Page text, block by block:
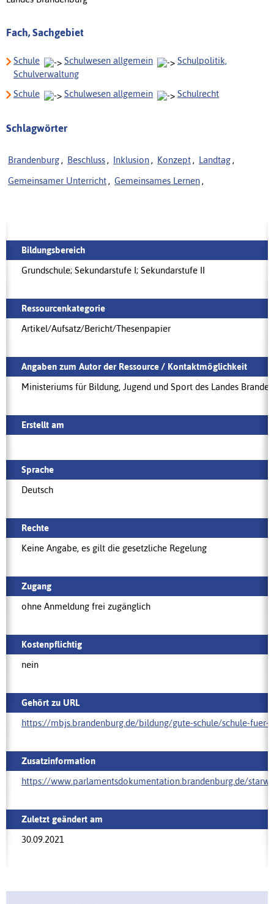
Fach, Sachgebiet
Schule Schulwesen allgemein
Schulpolitik,
Schulverwaltung
Schule
Schulwesen allgemein Schulrecht
Schlagwörter
Brandenburg , Beschluss , Inklusion , Konzept , Landtag ,
Gemeinsamer Unterricht , Gemeinsames Lernen ,
Bildungsbereich
Grundschule; Sekundarstufe I; Sekundarstufe II
Ressourcenkategorie
Artikel/Aufsatz/Bericht/Thesenpapier
Angaben zum Autor der Ressource / Kontaktmöglichkeit
Ministeriums für Bildung, Jugend und Sport des Landes
Erstellt am
Sprache
Deutsch
Rechte
Keine Angabe, es gilt die gesetzliche Regelung
Zugang
ohne Anmeldung frei zugänglich
Kostenpflichtig
nein
Gehört zu URL
https://mbjs.brandenburg.de/bildung/gute-schule/‌schule-fuer-
Zusatzinformation
https://www.parlamentsdokumentation.brandenburg.de/
Zuletzt geändert am
30.09.2021